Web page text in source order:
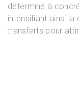
déterminé à
intensifiant ainsi
transferts pour